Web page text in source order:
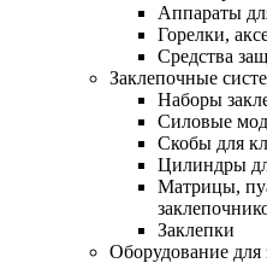
Аппараты
Горелки,
Средства
Заклепочные
Наборы
Силовые
Скобы для
Цилиндры
Матрицы,
Заклепки
Оборудование для